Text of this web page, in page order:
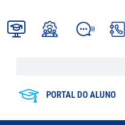
PORTAL DO ALUNO